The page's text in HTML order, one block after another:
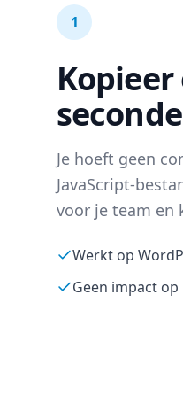
1
Je hoeft geen
JavaScript-
voor je team en
Werkt op
Geen impact